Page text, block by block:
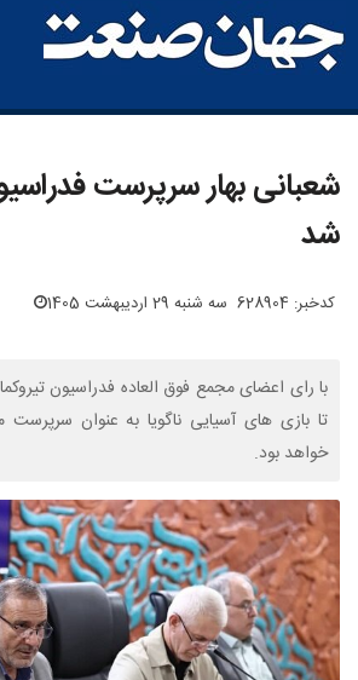
شعبانی بهار سرپرست
شد
کدخبر: 628904 سه شنبه 29 اردیبهشت 1405
با رای اعضای مجمع فوق العاده فدراسیون
تا بازی های آسیایی ناگویا به عنوان
خواهد بود.